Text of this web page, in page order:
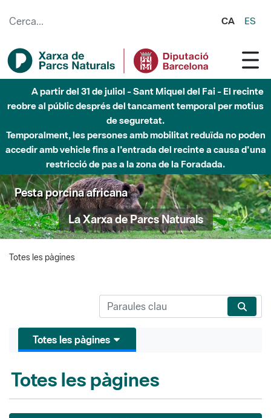
CA ES
A partir del 31 de juliol - Sant Miquel del Fai - El recinte
reobre al públic després del tancament temporal per motius
de seguretat.
Temporalment, les persones amb mobilitat reduïda no poden
accedir amb vehicle fins a l'entrada del recinte a causa d'una
restricció de pas a la zona de la Foradada.
Pesta porcina africana
La Xarxa de Parcs Naturals
Totes les pàgines
Totes les pàgines
Totes les pàgines